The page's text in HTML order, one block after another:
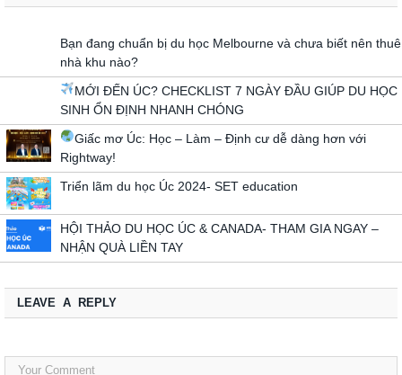
Bạn đang chuẩn bị du học Melbourne và chưa biết nên thuê
nhà khu nào?
MỚI ĐẾN ÚC? CHECKLIST 7 NGÀY ĐẦU GIÚP DU HỌC
SINH ỔN ĐỊNH NHANH CHÓNG
Giấc mơ Úc: Học – Làm – Định cư dễ dàng hơn với
Rightway!
Triển lãm du học Úc 2024- SET education
HỘI THẢO DU HỌC ÚC & CANADA- THAM GIA NGAY –
NHẬN QUÀ LIỀN TAY
LEAVE A REPLY